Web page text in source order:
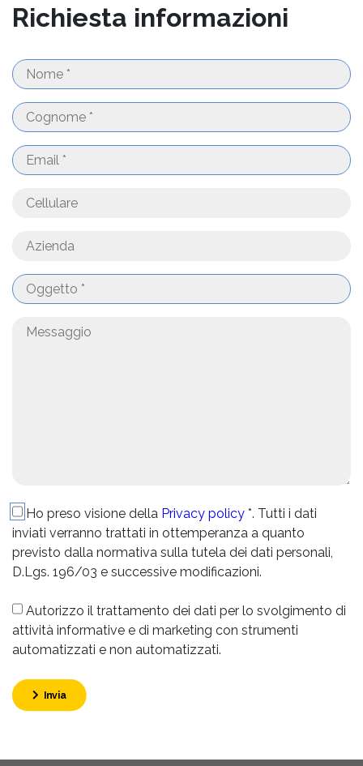
Richiesta informazioni
Ho preso visione della Privacy policy *. Tutti i dati
inviati verranno trattati in ottemperanza a quanto
previsto dalla normativa sulla tutela dei dati personali,
D.Lgs. 196/03 e successive modificazioni.
Autorizzo il trattamento dei dati per lo svolgimento di
attività informative e di marketing con strumenti
automatizzati e non automatizzati.
Invia